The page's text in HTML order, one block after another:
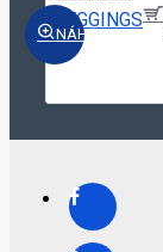
NÁHĽAD